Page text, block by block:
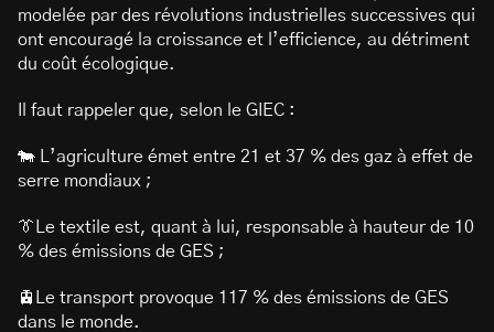
modelée par des révolutions industrielles successives qui
ont encouragé la croissance et l’efficience, au détriment
du coût écologique.
Il faut rappeler que, selon le GIEC :
🐄 L’agriculture émet entre 21 et 37 % des gaz à effet de
serre mondiaux ;
👔Le textile est, quant à lui, responsable à hauteur de 10
% des émissions de GES ;
🚊Le transport provoque 117 % des émissions de GES
dans le monde.